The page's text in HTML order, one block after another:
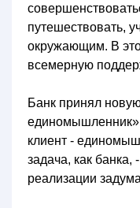
путешествовать,
окружающим. В
всемерную
Банк принял
единомышленник»,
клиент -
задача, как
реализации